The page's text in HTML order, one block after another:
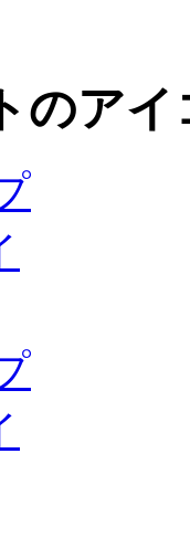
のアイ